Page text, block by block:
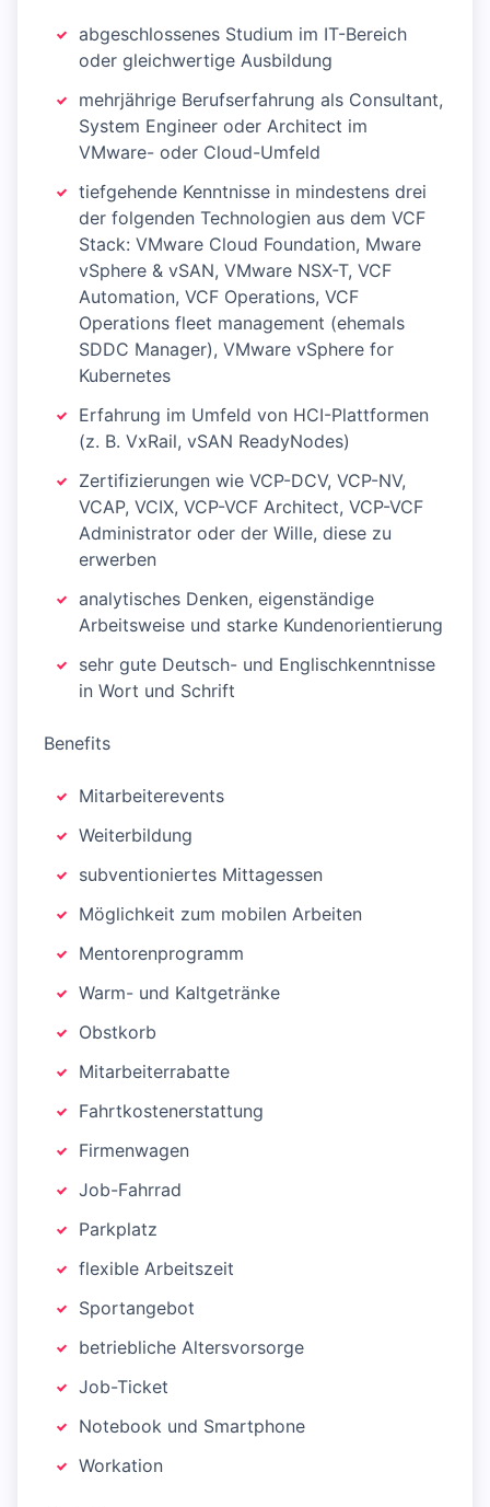
abgeschlossenes Studium im IT-Bereich
oder gleichwertige Ausbildung
mehrjährige Berufserfahrung als Consultant,
System Engineer oder Architect im
VMware- oder Cloud-Umfeld
tiefgehende Kenntnisse in mindestens drei
der folgenden Technologien aus dem VCF
Stack: VMware Cloud Foundation, Mware
vSphere & vSAN, VMware NSX-T, VCF
Automation, VCF Operations, VCF
Operations fleet management (ehemals
SDDC Manager), VMware vSphere for
Kubernetes
Erfahrung im Umfeld von HCI-Plattformen
(z. B. VxRail, vSAN ReadyNodes)
Zertifizierungen wie VCP-DCV, VCP-NV,
VCAP, VCIX, VCP-VCF Architect, VCP-VCF
Administrator oder der Wille, diese zu
erwerben
analytisches Denken, eigenständige
Arbeitsweise und starke Kundenorientierung
sehr gute Deutsch- und Englischkenntnisse
in Wort und Schrift
Benefits
Mitarbeiterevents
Weiterbildung
subventioniertes Mittagessen
Möglichkeit zum mobilen Arbeiten
Mentorenprogramm
Warm- und Kaltgetränke
Obstkorb
Mitarbeiterrabatte
Fahrtkostenerstattung
Firmenwagen
Job-Fahrrad
Parkplatz
flexible Arbeitszeit
Sportangebot
betriebliche Altersvorsorge
Job-Ticket
Notebook und Smartphone
Workation